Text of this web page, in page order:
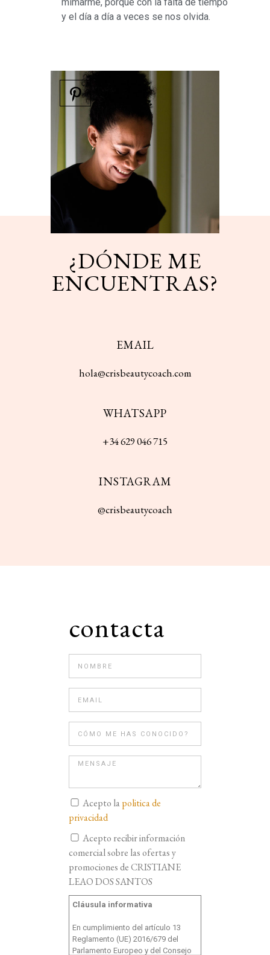
y el día a día a veces se nos olvida.
¿DÓNDE ME
ENCUENTRAS?
EMAIL
hola@crisbeautycoach.com
WHATSAPP
+34629046715
INSTAGRAM
@crisbeautycoach
contacta
Acepto lapolitica de
privacidad
Acepto recibir información
comercial sobre las ofertas y
promociones de CRISTIANE
LEAO DOS SANTOS
Cláusula informativa
En cumplimiento del artículo 13
Reglamento (UE) 2016/679 del
Parlamento Europeo y del Consejo